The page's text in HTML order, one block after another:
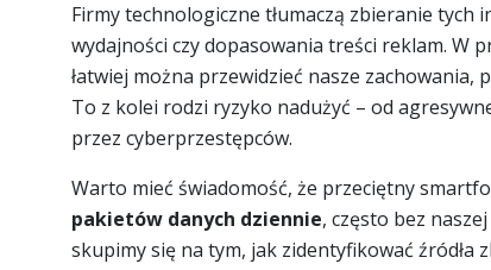
Firmy technologiczne tłumaczą zbieranie tych
wydajności czy dopasowania treści reklam. W
łatwiej można przewidzieć nasze
To z kolei rodzi ryzyko nadużyć – od
przez cyberprzestępców.
Warto mieć świadomość, że przeciętny
pakietów danych dziennie, często bez
skupimy się na tym, jak zidentyfikować